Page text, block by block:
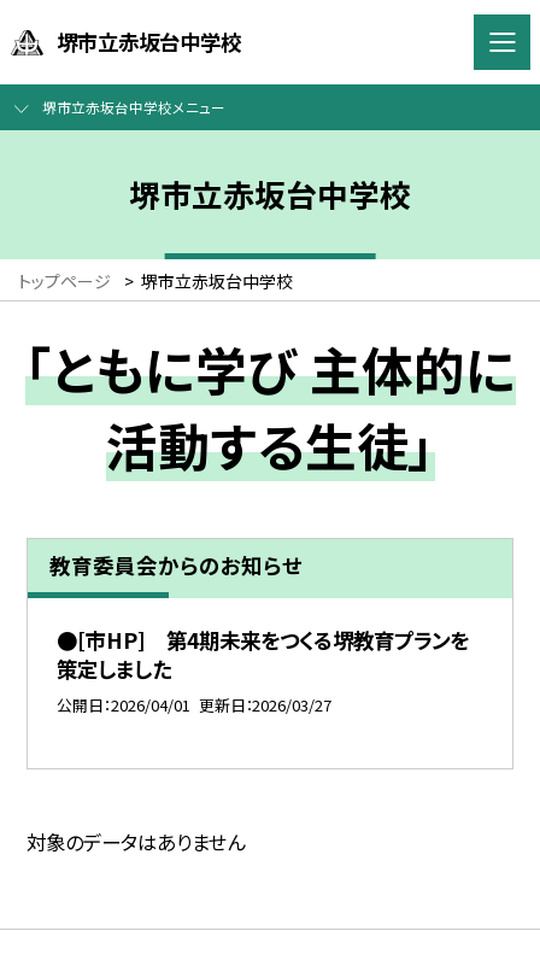
堺市立赤坂台中学校
堺市立赤坂台中学校メニュー
堺市立赤坂台中学校
トップページ > 堺市立赤坂台中学校
「ともに学び 主体的に
活動する生徒」
教育委員会からのお知らせ
●[市HP] 第4期未来をつくる堺教育プランを
策定しました
公開日 2026/04/01 更新日 2026/03/27
対象のデータはありません